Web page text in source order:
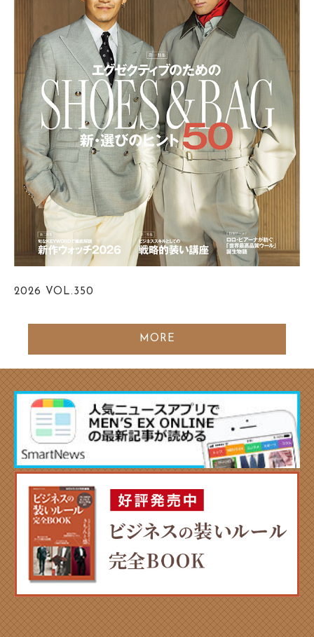
2026 VOL.350
MORE